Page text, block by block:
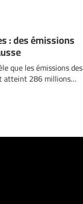
: des émissions
que les émissions des
atteint 286 millions…